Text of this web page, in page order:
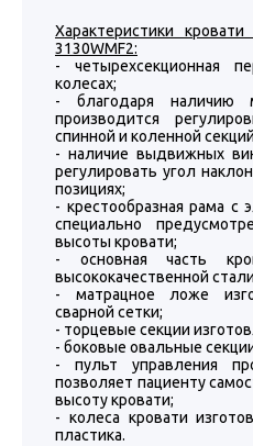
Характеристики
3130WMF2:
- четырехсекционная
колесах;
- благодаря наличию
производится
спинной и коленной
- наличие выдвижных
регулировать угол
позициях;
- крестообразная рама с
специально
высоты кровати;
- основная часть
высококачественной
- матрацное ложе
сварной сетки;
- торцевые секции
- боковые овальные
- пульт управления
позволяет пациенту
высоту кровати;
- колеса кровати
пластика.